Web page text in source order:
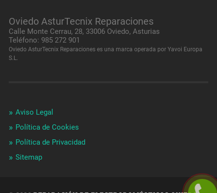
Oviedo AsturTecnix Reparaciones
Calle Monte Cerrau, 28, 33006 Oviedo, Asturias
Teléfono: 985 272 901
Oviedo AsturTecnix Reparaciones es una marca operada por Yavoi Europa
S.L.
Aviso Legal
Política de Cookies
Política de Privacidad
Sitemap